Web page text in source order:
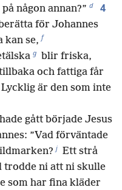
någon annan?” d 4
för Johannes
kan se, f
g blir friska,
och fattiga får
Lycklig är den som inte
gått började Jesus
”Vad förväntade
j Ett strå
trodde ni att ni skulle
som har fina kläder